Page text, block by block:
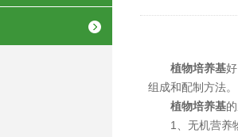
植物培养基
组成和配制方法。
植物培养基
1、无机营养